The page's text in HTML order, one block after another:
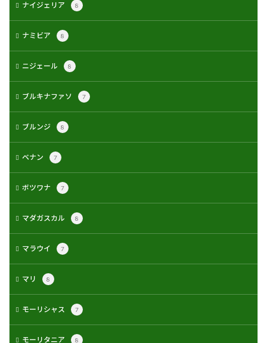
ナイジェリア 8
ナミビア 8
ニジェール 8
ブルキナファソ 7
ブルンジ 8
ベナン 7
ボツワナ 7
マダガスカル 8
マラウイ 7
マリ 8
モーリシャス 7
モーリタニア 8